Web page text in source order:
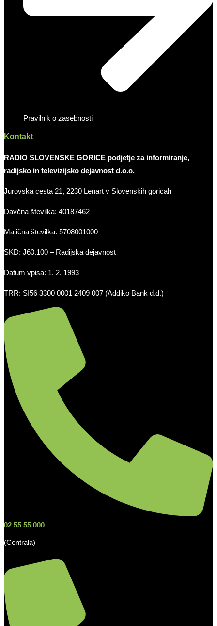
Pravilnik o zasebnosti
Kontakt
RADIO SLOVENSKE GORICE podjetje za informiranje,
radijsko in televizijsko dejavnost d.o.o.
Jurovska cesta 21, 2230 Lenart v Slovenskih goricah
Davčna številka: 40187462
Matična številka: 5708001000
SKD: J60.100 – Radijska dejavnost
Datum vpisa: 1. 2. 1993
TRR: SI56 3300 0001 2409 007 (Addiko Bank d.d.)
02 55 55 000
(Centrala)